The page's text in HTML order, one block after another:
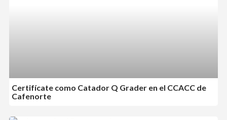
Certifícate como Catador Q Grader en el CCACC de
Cafenorte